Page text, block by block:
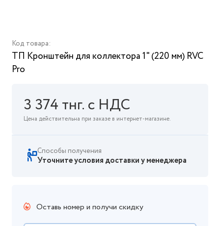
Код товара:
ТП Кронштейн для коллектора 1" (220 мм) RVC
Pro
3 374 тнг. с НДС
Цена действительна при заказе в интернет-магазине.
Способы получения
Уточните условия доставки у менеджера
Оставь номер и получи скидку